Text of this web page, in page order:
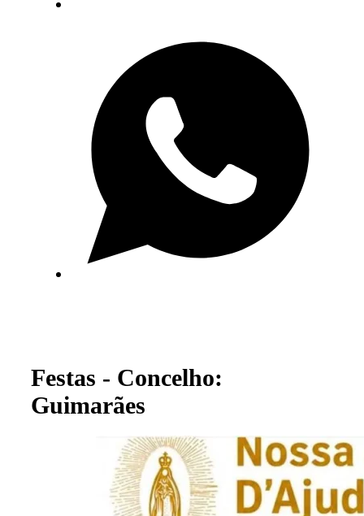
Festas - Concelho:
Guimarães